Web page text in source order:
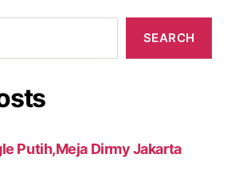
SEARCH
Putih,Meja Dirmy Jakarta